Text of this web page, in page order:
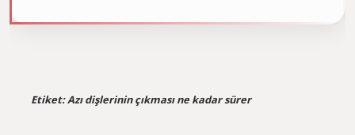
Etiket:Azı dişlerinin çıkması ne kadar sürer